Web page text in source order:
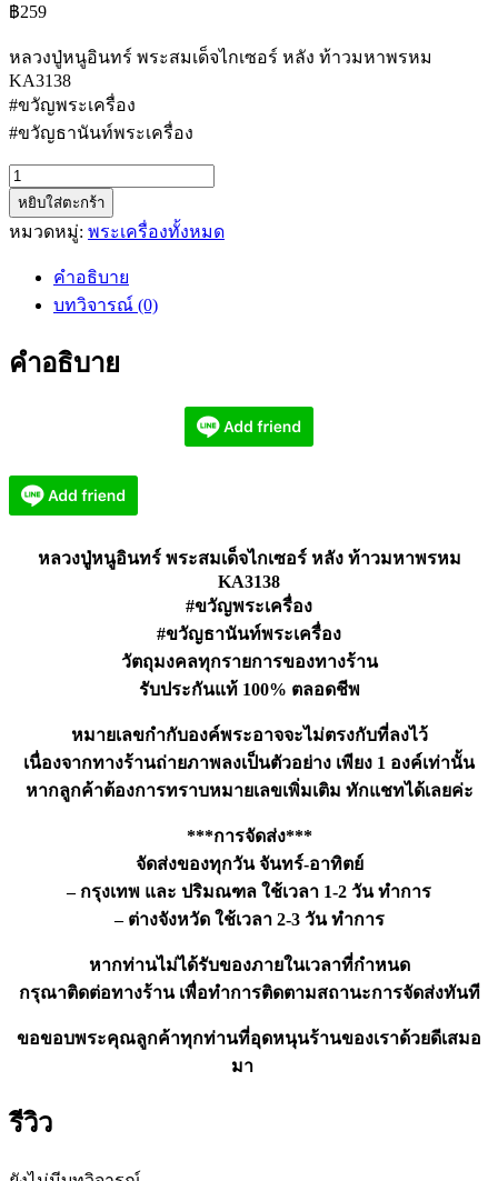
฿259
หลวงปู่หนูอินทร์ พระสมเด็จไกเซอร์ หลัง ท้าวมหาพรหม
KA3138
#ขวัญพระเครื่อง
#ขวัญธานันท์พระเครื่อง
จำนวน
หลวง
ปู่
ไก
มหาพรหม
KA3138
หยิบใส่ตะกร้า
หมวดหมู่: พระเครื่องทั้งหมด
คำอธิบาย
บทวิจารณ์ (0)
คำอธิบาย
หลวงปู่หนูอินทร์ พระสมเด็จไกเซอร์ หลัง ท้าวมหาพรหม
KA3138
#ขวัญพระเครื่อง
#ขวัญธานันท์พระเครื่อง
วัตถุมงคลทุกรายการของทางร้าน
รับประกันแท้ 100% ตลอดชีพ
หมายเลขกำกับองค์พระอาจจะไม่ตรงกับที่ลงไว้
เนื่องจากทางร้านถ่ายภาพลงเป็นตัวอย่าง เพียง 1 องค์เท่านั้น
หากลูกค้าต้องการทราบหมายเลขเพิ่มเติม ทักแชทได้เลยค่ะ
***การจัดส่ง***
จัดส่งของทุกวัน จันทร์-อาทิตย์
– กรุงเทพ และ ปริมณฑล ใช้เวลา 1-2 วัน ทำการ
– ต่างจังหวัด ใช้เวลา 2-3 วัน ทำการ
หากท่านไม่ได้รับของภายในเวลาที่กำหนด
กรุณาติดต่อทางร้าน เพื่อทำการติดตามสถานะการจัดส่งทันที
ขอขอบพระคุณลูกค้าทุกท่านที่อุดหนุนร้านของเราด้วยดีเสมอ
มา
รีวิว